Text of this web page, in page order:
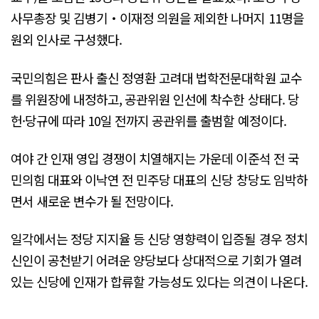
사무총장 및 김병기‧이재정 의원을 제외한 나머지 11명을
원외 인사로 구성했다.
국민의힘은 판사 출신 정영환 고려대 법학전문대학원 교수
를 위원장에 내정하고, 공관위원 인선에 착수한 상태다. 당
헌·당규에 따라 10일 전까지 공관위를 출범할 예정이다.
여야 간 인재 영입 경쟁이 치열해지는 가운데 이준석 전 국
민의힘 대표와 이낙연 전 민주당 대표의 신당 창당도 임박하
면서 새로운 변수가 될 전망이다.
일각에서는 정당 지지율 등 신당 영향력이 입증될 경우 정치
신인이 공천받기 어려운 양당보다 상대적으로 기회가 열려
있는 신당에 인재가 합류할 가능성도 있다는 의견이 나온다.